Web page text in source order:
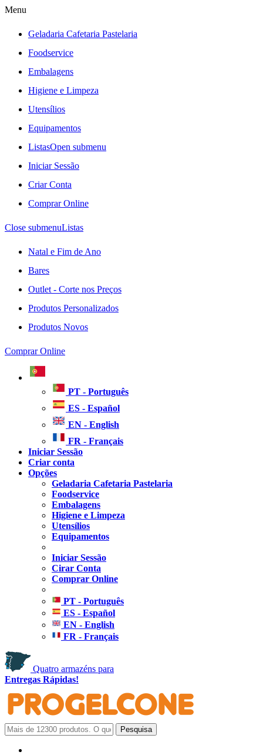
Menu
Geladaria Cafetaria Pastelaria
Foodservice
Embalagens
Higiene e Limpeza
Utensílios
Equipamentos
ListasOpen submenu
Iniciar Sessão
Criar Conta
Comprar Online
Close submenuListas
Natal e Fim de Ano
Bares
Outlet - Corte nos Preços
Produtos Personalizados
Produtos Novos
Comprar Online
PT - Português
ES - Español
EN - English
FR - Français
Iniciar Sessão
Criar conta
Opções
Geladaria Cafetaria Pastelaria
Foodservice
Embalagens
Higiene e Limpeza
Utensílios
Equipamentos
Iniciar Sessão
Cirar Conta
Comprar Online
PT - Português
ES - Español
EN - English
FR - Français
Quatro armazéns para
Entregas Rápidas!